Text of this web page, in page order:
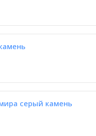
серый камень